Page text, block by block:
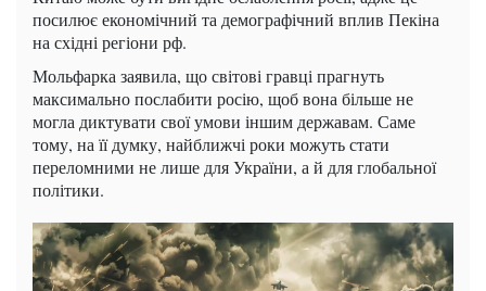
посилює економічний та демографічний вплив Пекіна
на східні регіони рф.
Мольфарка заявила, що світові гравці прагнуть
максимально послабити росію, щоб вона більше не
могла диктувати свої умови іншим державам. Саме
тому, на її думку, найближчі роки можуть стати
переломними не лише для України, а й для глобальної
політики.